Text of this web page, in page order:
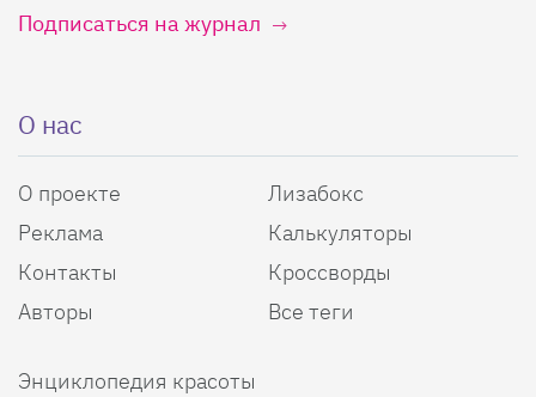
Подписаться на журнал
О нас
О проекте
Реклама
Контакты
Авторы
Лизабокс
Калькуляторы
Кроссворды
Все теги
Энциклопедия красоты